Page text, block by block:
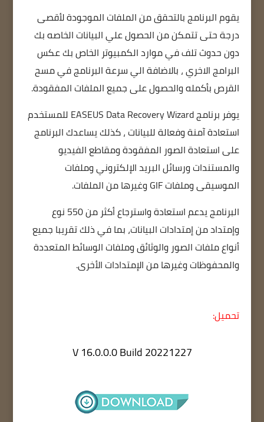
يقوم البرنامج بالتحقق من الملفات الموجودة لأقصى
درجة حتى تتمكن من الحصول علي البيانات الخاصه بك
دون حدوث تلف في موارد الكمبيوتر الخاص بك عكس
البرامج الاخري ، بالاضافة الي سرعة البرنامج في مسح
القرص بأكمله والحصول على جميع الملفات المفقودة.
يوفر برنامج EASEUS Data Recovery Wizard للمستخدم
استعادة آمنة وفعالة للبيانات ، كذلك يساعدك البرنامج
على استعادة الصور المفقودة ومقاطع الفيديو
والمستندات ورسائل البريد الإلكتروني وملفات
الموسيقى وملفات GIF وغيرها من الملفات.
البرنامج يدعم استعادة واسترجاع أكثر من 550 نوع
وإمتداد من إمتدادات البيانات، بما في ذلك تقريبا جميع
أنواع ملفات الصور والوثائق وملفات الوسائط المتعددة
والمحفوظات وغيرها من الإمتدادات الأخرى.
تحميل:
V 16.0.0.0 Build 20221227